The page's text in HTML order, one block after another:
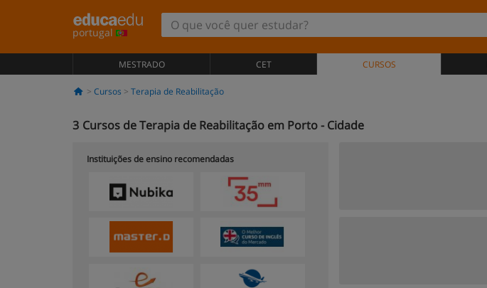
portugal
MESTRADO CET CURSOS
Cursos Terapia de Reabilitação
3 Cursos de Terapia de Reabilitação em Porto - Cidade
Instituições de ensino recomendadas